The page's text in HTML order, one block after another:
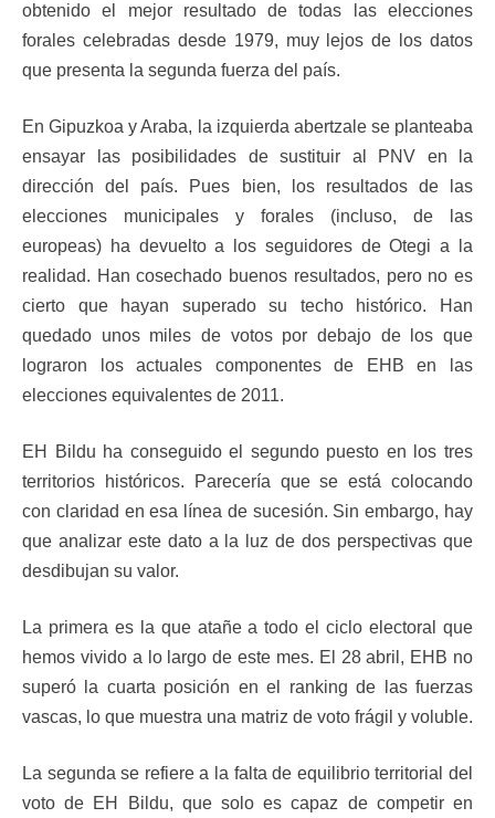
obtenido el mejor resultado de todas las elecciones
forales celebradas desde 1979, muy lejos de los datos
que presenta la segunda fuerza del país.
En Gipuzkoa y Araba, la izquierda abertzale se planteaba
ensayar las posibilidades de sustituir al PNV en la
dirección del país. Pues bien, los resultados de las
elecciones municipales y forales (incluso, de las
europeas) ha devuelto a los seguidores de Otegi a la
realidad. Han cosechado buenos resultados, pero no es
cierto que hayan superado su techo histórico. Han
quedado unos miles de votos por debajo de los que
lograron los actuales componentes de EHB en las
elecciones equivalentes de 2011.
EH Bildu ha conseguido el segundo puesto en los tres
territorios históricos. Parecería que se está colocando
con claridad en esa línea de sucesión. Sin embargo, hay
que analizar este dato a la luz de dos perspectivas que
desdibujan su valor.
La primera es la que atañe a todo el ciclo electoral que
hemos vivido a lo largo de este mes. El 28 abril, EHB no
superó la cuarta posición en el ranking de las fuerzas
vascas, lo que muestra una matriz de voto frágil y voluble.
La segunda se refiere a la falta de equilibrio territorial del
voto de EH Bildu, que solo es capaz de competir en